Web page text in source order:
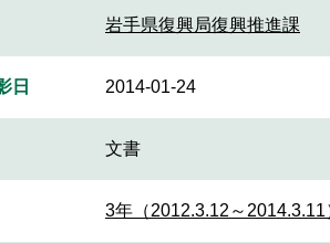
岩手県復興局復興推進課
日 2014-01-24
文書
3年（2012.3.12～2014.3.11